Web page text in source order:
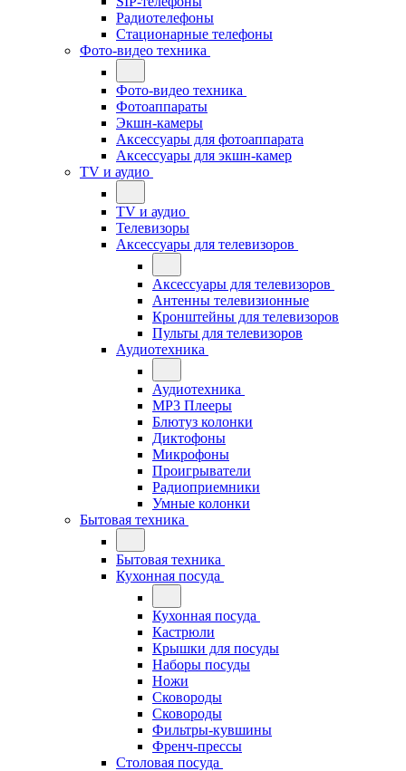
Радиотелефоны
Стационарные телефоны
Фото-видео техника
Фото-видео техника
Фотоаппараты
Экшн-камеры
Аксессуары для фотоаппарата
Аксессуары для экшн-камер
TV и аудио
TV и аудио
Телевизоры
Аксессуары для телевизоров
Аксессуары для телевизоров
Антенны телевизионные
Кронштейны для телевизоров
Пульты для телевизоров
Аудиотехника
Аудиотехника
MP3 Плееры
Блютуз колонки
Диктофоны
Микрофоны
Проигрыватели
Радиоприемники
Умные колонки
Бытовая техника
Бытовая техника
Кухонная посуда
Кухонная посуда
Кастрюли
Крышки для посуды
Наборы посуды
Ножи
Сковороды
Сковороды
Фильтры-кувшины
Френч-прессы
Столовая посуда